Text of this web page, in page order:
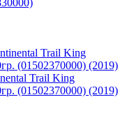
Trail King
(01502370000) (2019)